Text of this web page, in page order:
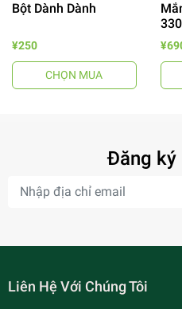
- 7%
Bột Dành Dành
¥250
CHỌN MUA
Đăng ký
Liên Hệ Với Chúng Tôi